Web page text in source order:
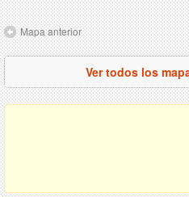
Mapa anterior
Ver todos los